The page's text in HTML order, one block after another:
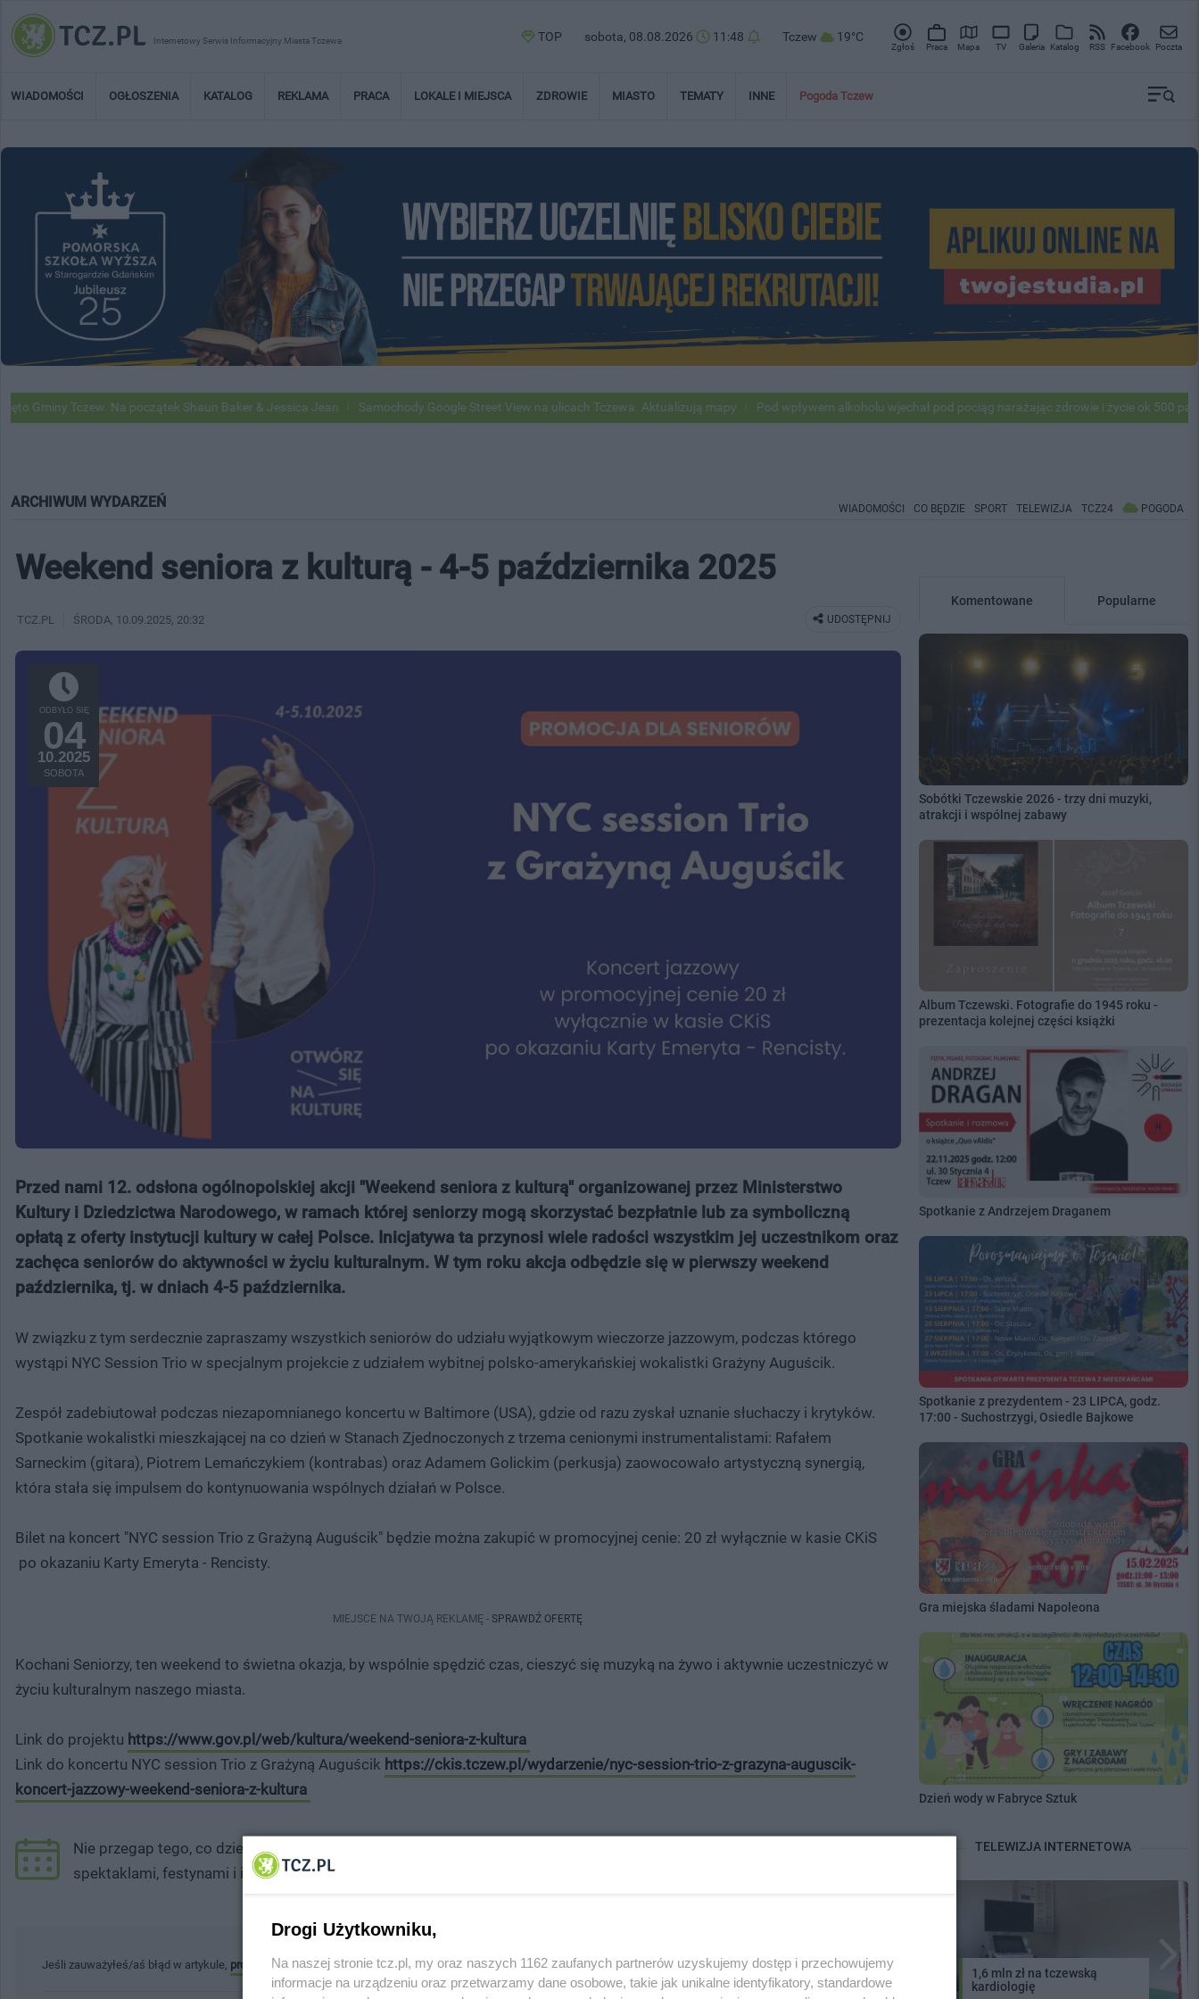
Internetowy Serwis Informacyjny Miasta Tczewa TOP sobota, 08.08.2026 11:48 Tczew 19°C
Zgłoś Praca Mapa TV Galeria Katalog RSS Facebook Poczta
WIADOMOŚCI OGŁOSZENIA KATALOG REKLAMA PRACA LOKALE I MIEJSCA ZDROWIE MIASTO TEMATY INNE Pogoda Tczew
Tczew. Na początek Shaun Baker & Jessica Jean Samochody Google Street View na ulicach Tczewa. Aktualizują mapy Pod wpływem alkoholu wjechał pod pociąg narażając zdrowie i życie ok 500 pasażerów!
ARCHIWUM WYDARZEŃ WIADOMOŚCI CO BĘDZIE SPORT TELEWIZJA TCZ24 POGODA
Weekend seniora z kulturą - 4-5 października 2025
UDOSTĘPNIJ
TCZ.PL ŚRODA , 10.09.2025, 20:32
ODBYŁO SIĘ
04
10.2025
SOBOTA
Przed nami 12. odsłona ogólnopolskiej akcji "Weekend seniora z kulturą" organizowanej przez Ministerstwo
Kultury i Dziedzictwa Narodowego, w ramach której seniorzy mogą skorzystać bezpłatnie lub za symboliczną
opłatą z oferty instytucji kultury w całej Polsce. Inicjatywa ta przynosi wiele radości wszystkim jej uczestnikom oraz
zachęca seniorów do aktywności w życiu kulturalnym. W tym roku akcja odbędzie się w pierwszy weekend
października, tj. w dniach 4-5 października.
W związku z tym serdecznie zapraszamy wszystkich seniorów do udziału wyjątkowym wieczorze jazzowym, podczas którego
wystąpi NYC Session Trio w specjalnym projekcie z udziałem wybitnej polsko-amerykańskiej wokalistki Grażyny Auguścik.
Zespół zadebiutował podczas niezapomnianego koncertu w Baltimore (USA), gdzie od razu zyskał uznanie słuchaczy i krytyków.
Spotkanie wokalistki mieszkającej na co dzień w Stanach Zjednoczonych z trzema cenionymi instrumentalistami: Rafałem
Sarneckim (gitara), Piotrem Lemańczykiem (kontrabas) oraz Adamem Golickim (perkusja) zaowocowało artystyczną synergią,
która stała się impulsem do kontynuowania wspólnych działań w Polsce.
Bilet na koncert "NYC session Trio z Grażyną Auguścik" będzie można zakupić w promocyjnej cenie: 20 zł wyłącznie w kasie CKiS
po okazaniu Karty Emeryta - Rencisty.
MIEJSCE NA TWOJĄ REKLAMĘ - SPRAWDŹ OFERTĘ
Kochani Seniorzy, ten weekend to świetna okazja, by wspólnie spędzić czas, cieszyć się muzyką na żywo i aktywnie uczestniczyć w
życiu kulturalnym naszego miasta.
Link do projektu https://www.gov.pl/web/kultura/weekend-seniora-z-kultura
Link do koncertu NYC session Trio z Grażyną Auguścik https://ckis.tczew.pl/wydarzenie/nyc-session-trio-z-grazyna-auguscik-
koncert-jazzowy-weekend-seniora-z-kultura
Nie przegap tego, co dzieje się w Tczewie! Sprawdź
spektaklami, festynami i innymi atrakcjami. Możesz też
Jeśli zauważyłeś/aś błąd w artykule, prosimy o kontakt. Twoja pomoc jest dla nas bardzo cenna i pozwala nam utrzymywać wysoką jakość treści.
Komentowane Popularne
Sobótki Tczewskie 2026 - trzy dni muzyki,
atrakcji i wspólnej zabawy
Album Tczewski. Fotografie do 1945 roku -
prezentacja kolejnej części książki
Spotkanie z Andrzejem Draganem
Spotkanie z prezydentem - 23 LIPCA, godz.
17:00 - Suchostrzygi, Osiedle Bajkowe
Gra miejska śladami Napoleona
Dzień wody w Fabryce Sztuk
TELEWIZJA INTERNETOWA
1,6 mln zł na tczewską
kardiologię
Drogi Użytkowniku,
Na naszej stronie tcz.pl, my oraz naszych 1162 zaufanych partnerów uzyskujemy dostęp i przechowujemy
informacje na urządzeniu oraz przetwarzamy dane osobowe, takie jak unikalne identyfikatory, standardowe